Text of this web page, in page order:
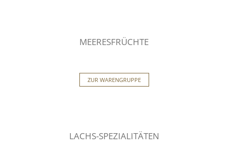
MEERESFRÜCHTE
ZUR WARENGRUPPE
LACHS-SPEZIALITÄTEN